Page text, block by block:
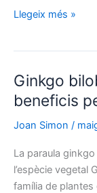
Pinus:
de
l’arbre
la
Llegeix més »
Ginkgo
beneficis
Joan Simon /
La paraula
l’espècie vegetal
família de